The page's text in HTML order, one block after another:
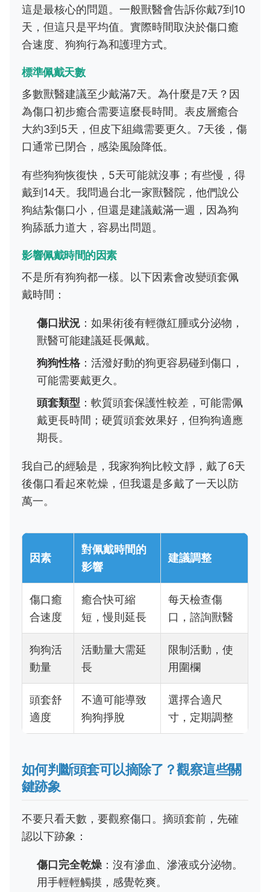
這是最核心的問題。一般獸醫會告訴你戴7到10
天，但這只是平均值。實際時間取決於傷口癒
合速度、狗狗行為和護理方式。
標準佩戴天數
多數獸醫建議至少戴滿7天。為什麼是7天？因
為傷口初步癒合需要這麼長時間。表皮層癒合
大約3到5天，但皮下組織需要更久。7天後，傷
口通常已閉合，感染風險降低。
有些狗狗恢復快，5天可能就沒事；有些慢，得
戴到14天。我問過台北一家獸醫院，他們說公
狗結紮傷口小，但還是建議戴滿一週，因為狗
狗舔舐力道大，容易出問題。
影響佩戴時間的因素
不是所有狗狗都一樣。以下因素會改變頭套佩
戴時間：
傷口狀況 ：如果術後有輕微紅腫或分泌物，
獸醫可能建議延長佩戴。
狗狗性格：活潑好動的狗更容易碰到傷口，
可能需要戴更久。
頭套類型 ：軟質頭套保護性較差，可能需佩
戴更長時間；硬質頭套效果好，但狗狗適應
期長。
我自己的經驗是，我家狗狗比較文靜，戴了6天
後傷口看起來乾燥，但我還是多戴了一天以防
萬一。
因素
對佩戴時間的
影響
建議調整
傷口癒
合速度
癒合快可縮
短，慢則延長
每天檢查傷
口，諮詢獸醫
狗狗活
動量
活動量大需延
長
限制活動，使
用圍欄
頭套舒
適度
不適可能導致
狗狗掙脫
選擇合適尺
寸，定期調整
如何判斷頭套可以摘除了？觀察這些關
鍵跡象
不要只看天數，要觀察傷口。摘頭套前，先確
認以下跡象：
傷口完全乾燥 ：沒有滲血、滲液或分泌物。
用手輕輕觸摸，感覺乾爽。